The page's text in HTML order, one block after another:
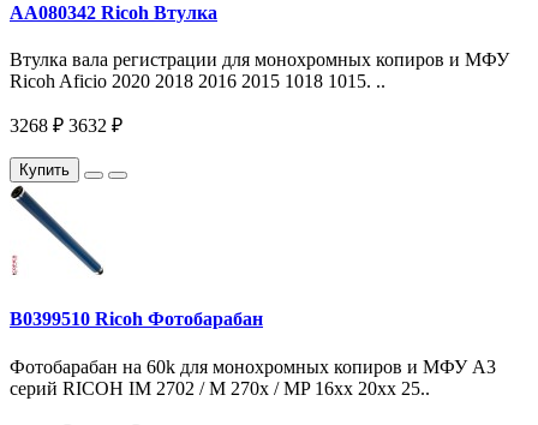
AA080342 Ricoh Втулка
Втулка вала регистрации для монохромных копиров и МФУ
Ricoh Aficio 2020 2018 2016 2015 1018 1015. ..
3268 ₽ 3632 ₽
Купить
B0399510 Ricoh Фотобарабан
Фотобарабан на 60k для монохромных копиров и МФУ A3
серий RICOH IM 2702 / M 270x / MP 16xx 20xx 25..